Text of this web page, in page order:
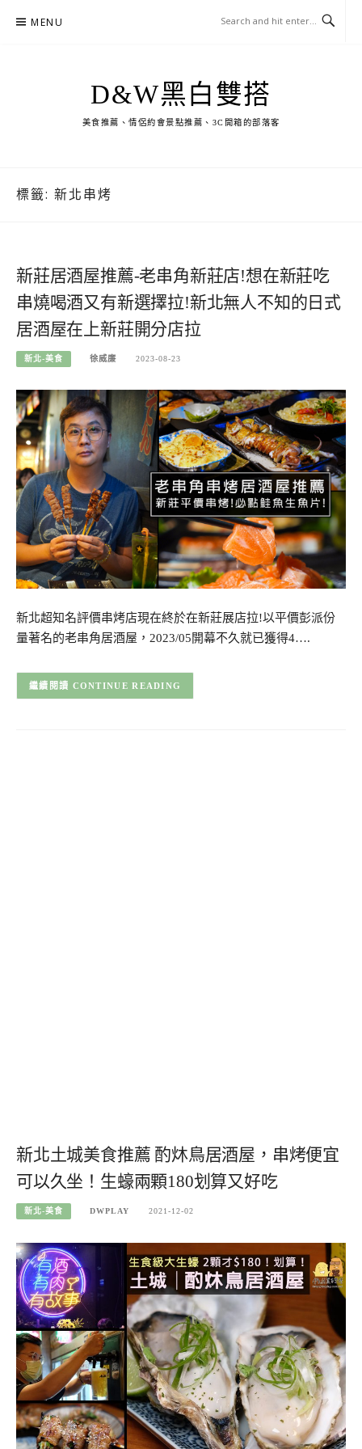
MENU
D&W黑白雙搭
美食推薦、情侶約會景點推薦、3C開箱的部落客
標籤: 新北串烤
新莊居酒屋推薦-老串角新莊店!想在新莊吃
串燒喝酒又有新選擇拉!新北無人不知的日式
居酒屋在上新莊開分店拉
新北-美食 徐威廉 2023-08-23
新北超知名評價串烤店現在終於在新莊展店拉!以平價彭派份
量著名的老串角居酒屋，2023/05開幕不久就已獲得4….
CONTINUE READING
新北土城美食推薦 酌炑鳥居酒屋，串烤便宜
可以久坐！生蠔兩顆180划算又好吃
新北-美食 DWPLAY 2021-12-02